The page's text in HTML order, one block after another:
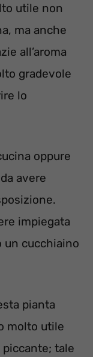
utile non
ma anche
all’aroma
gradevole
lo
oppure
avere
impiegata
un cucchiaino
pianta
molto utile
tale